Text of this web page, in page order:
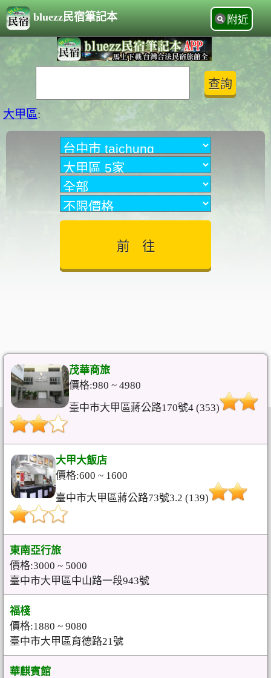
bluezz民宿筆記本 附近
大甲區:
茂華商旅
價格:980 ~ 4980
臺中市大甲區蔣公路170號4 (353)
大甲大飯店
價格:600 ~ 1600
臺中市大甲區蔣公路73號3.2 (139)
東南亞行旅
價格:3000 ~ 5000
臺中市大甲區中山路一段943號
福棧
價格:1880 ~ 9080
臺中市大甲區育德路21號
華麒賓館